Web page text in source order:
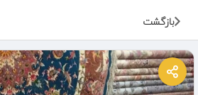
بازگشت